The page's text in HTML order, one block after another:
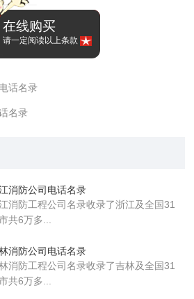
在线购买
请一定阅读以上条款
话名录
名录
消防公司电话名录
消防工程公司名录收录了浙江及全国31
共6万多...
消防公司电话名录
消防工程公司名录收录了吉林及全国31
共6万多...